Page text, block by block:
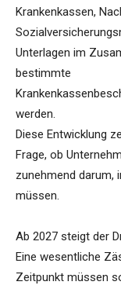
Krankenkassen,
Unterlagen im
bestimmte
werden.
Diese Entwicklung
Frage, ob
zunehmend darum,
müssen.
Ab 2027 steigt der
Eine wesentliche
Zeitpunkt müssen